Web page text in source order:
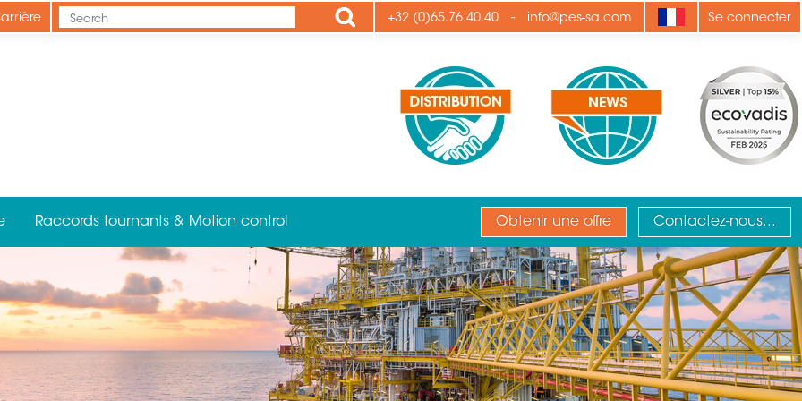
Apply +32 (0)65.76.40.40 - info@pes-sa.com Se connecter
Raccords tournants & Motion control Obtenir une offre Contactez-nous...